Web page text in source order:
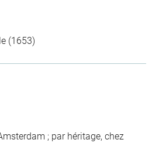
(1653)
; par héritage, chez